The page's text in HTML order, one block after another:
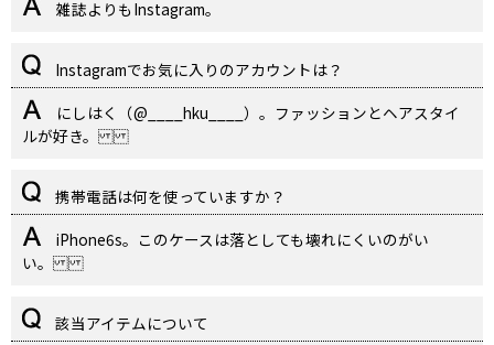
雑誌よりもInstagram。
Instagramでお気に入りのアカウントは？
にしはく（@____hku____）。ファッションとヘアスタイ
ルが好き。
携帯電話は何を使っていますか？
iPhone6s。このケースは落としても壊れにくいのがい
い。
該当アイテムについて